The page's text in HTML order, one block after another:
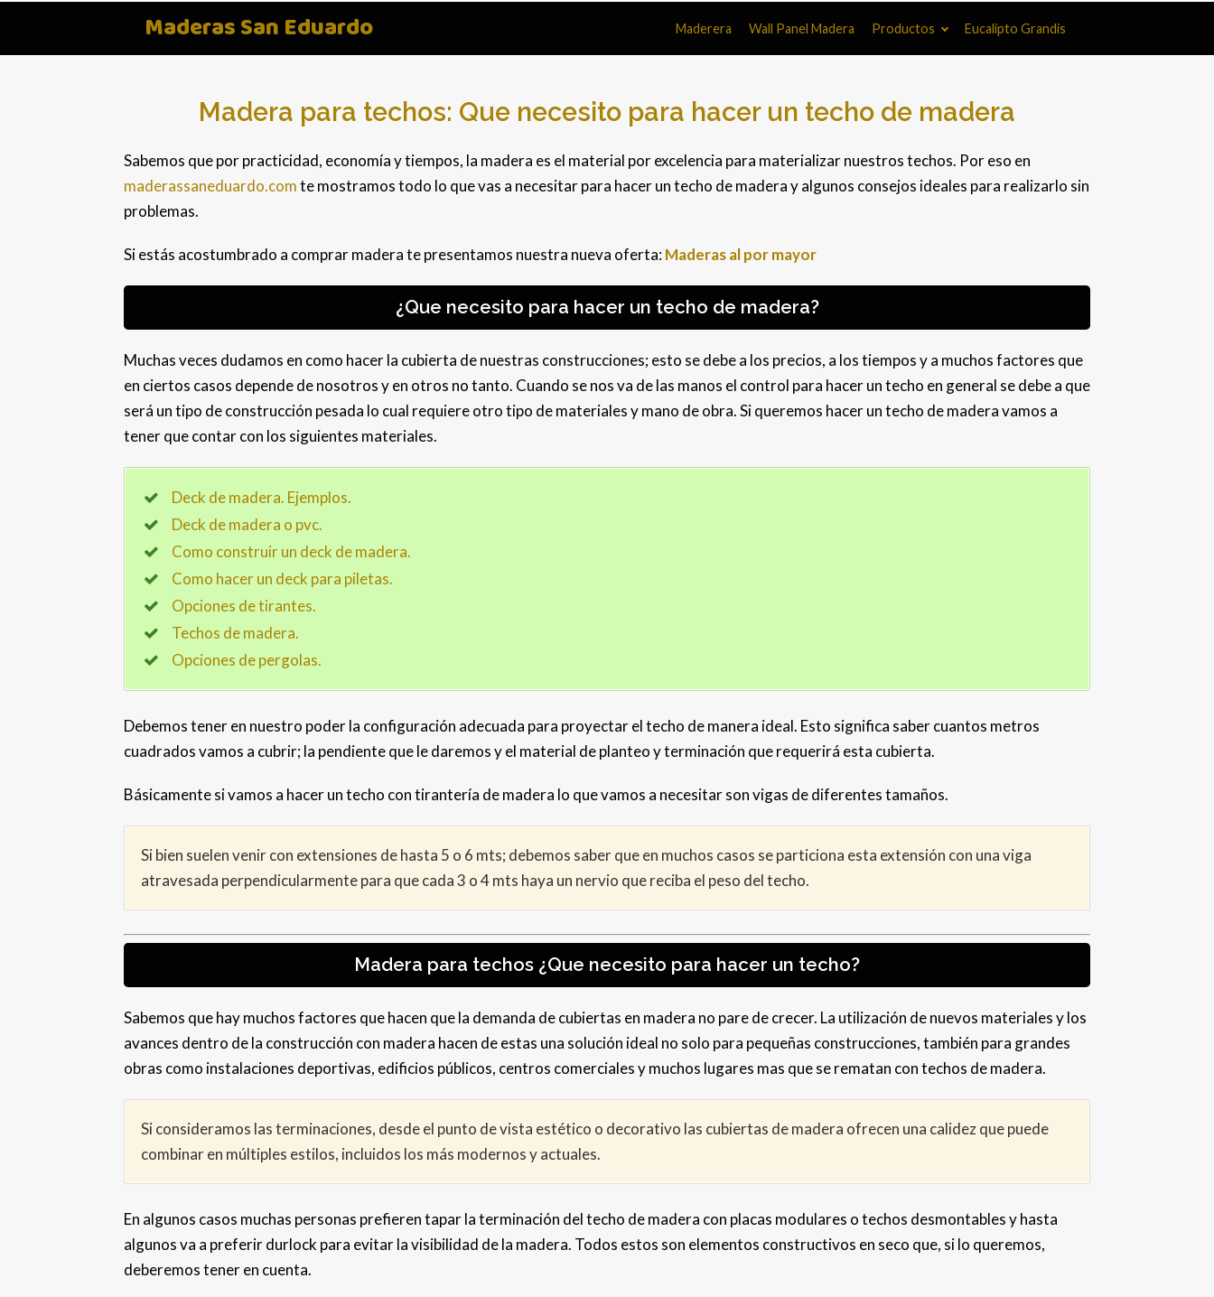
Maderas San Eduardo Maderera Wall Panel Madera Productos Eucalipto Grandis
Madera para techos: Que necesito para hacer un techo de madera
Sabemos que por practicidad, economía y tiempos, la madera es el material por excelencia para materializar nuestros techos. Por eso en
maderassaneduardo.comte mostramos todo lo que vas a necesitar para hacer un techo de madera y algunos consejos ideales para realizarlo sin
problemas.
Si estás acostumbrado a comprar madera te presentamos nuestra nueva oferta:Maderas al por mayor
¿Que necesito para hacer un techo de madera?
Muchas veces dudamos en como hacer la cubierta de nuestras construcciones; esto se debe a los precios, a los tiempos y a muchos factores que
en ciertos casos depende de nosotros y en otros no tanto. Cuando se nos va de las manos el control para hacer un techo en general se debe a que
será un tipo de construcción pesada lo cual requiere otro tipo de materiales y mano de obra. Si queremos hacer un techo de madera vamos a
tener que contar con los siguientes materiales.
Deck de madera. Ejemplos.
Deck de madera o pvc.
Como construir un deck de madera.
Como hacer un deck para piletas.
Opciones de tirantes.
Techos de madera.
Opciones de pergolas.
Debemos tener en nuestro poder la configuración adecuada para proyectar el techo de manera ideal. Esto significa saber cuantos metros
cuadrados vamos a cubrir; la pendiente que le daremos y el material de planteo y terminación que requerirá esta cubierta.
Básicamente si vamos a hacer un techo con tirantería de madera lo que vamos a necesitar son vigas de diferentes tamaños.
Si bien suelen venir con extensiones de hasta 5 o 6 mts; debemos saber que en muchos casos se particiona esta extensión con una viga
atravesada perpendicularmente para que cada 3 o 4 mts haya un nervio que reciba el peso del techo.
Madera para techos ¿Que necesito para hacer un techo?
Sabemos que hay muchos factores que hacen que la demanda de cubiertas en madera no pare de crecer. La utilización de nuevos materiales y los
avances dentro de la construcción con madera hacen de estas una solución ideal no solo para pequeñas construcciones, también para grandes
obras como instalaciones deportivas, edificios públicos, centros comerciales y muchos lugares mas que se rematan con techos de madera.
Si consideramos las terminaciones, desde el punto de vista estético o decorativo las cubiertas de madera ofrecen una calidez que puede
combinar en múltiples estilos, incluidos los más modernos y actuales.
En algunos casos muchas personas prefieren tapar la terminación del techo de madera con placas modulares o techos desmontables y hasta
algunos va a preferir durlock para evitar la visibilidad de la madera. Todos estos son elementos constructivos en seco que, si lo queremos,
deberemos tener en cuenta.